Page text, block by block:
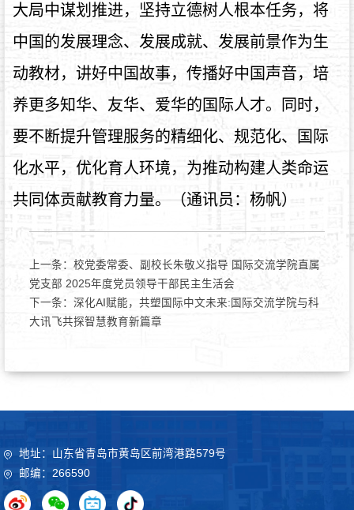
大局中谋划推进，坚持立德树人根本任务，将
中国的发展理念、发展成就、发展前景作为生
动教材，讲好中国故事，传播好中国声音，培
养更多知华、友华、爱华的国际人才。同时，
要不断提升管理服务的精细化、规范化、国际
化水平，优化育人环境，为推动构建人类命运
共同体贡献教育力量。（通讯员：杨帆）
上一条： 校党委常委、副校长朱敬义指导 国际交流学院直属
党支部 2025年度党员领导干部民主生活会
下一条： 深化AI赋能，共塑国际中文未来:国际交流学院与科
大讯飞共探智慧教育新篇章
地址：山东省青岛市黄岛区前湾港路579号
邮编：266590